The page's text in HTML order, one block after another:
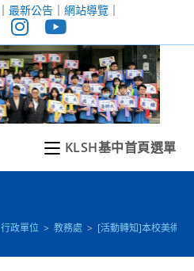
｜ 最新公告｜ 網站導覽｜
KLSH基中首頁選單
行政單位 > 教務處 > [活動轉知]本校美術學